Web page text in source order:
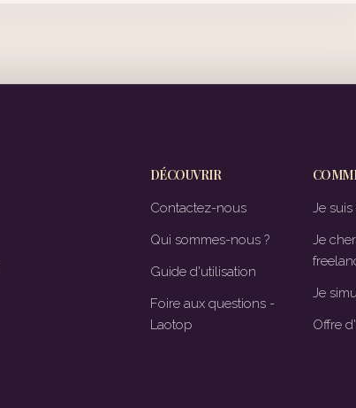
DÉCOUVRIR
Contactez-nous
Qui sommes-nous ?
Guide d'utilisation
Foire aux questions -
Laotop
Je
Je
Je
Offre